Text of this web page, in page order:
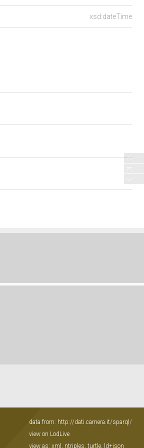
xsd:dateTime
data from: http://dati.camera.it/sparql/
view on LodLive
view as: xml , ntriples, turtle, ld+json